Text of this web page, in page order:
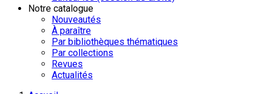
Notre catalogue
Nouveautés
À paraître
Par bibliothèques thématiques
Par collections
Revues
Actualités